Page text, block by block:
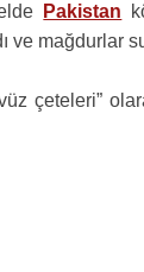
Pakistan
mağdurlar
çeteleri”